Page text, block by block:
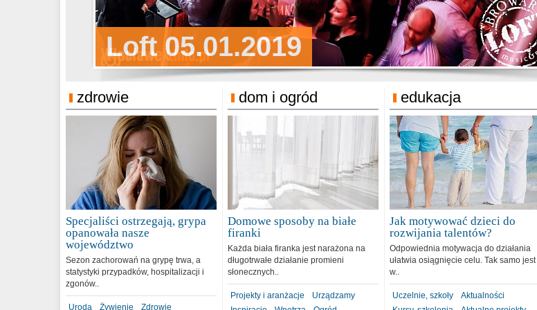
Loft 05.01.2019
Sylwester Podgrodzie 31.12.2018
Sylwester Pensjonat Michelin
31.12.2018
zdrowie
Specjaliści ostrzegają, grypa
opanowała nasze
województwo
Sezon zachorowań na grypę trwa, a
statystyki przypadków, hospitalizacji i
zgonów..
Uroda Żywienie Zdrowie
dom i ogród
Domowe sposoby na białe
firanki
Każda biała firanka jest narażona na
długotrwałe działanie promieni
słonecznych..
Projekty i aranżacje
Urządzamy
edukacja
Jak motywować dzieci do
rozwijania talentów?
Odpowiednia motywacja do działania
ułatwia osiągnięcie celu. Tak samo jest
w..
Uczelnie, szkoły
Aktualności